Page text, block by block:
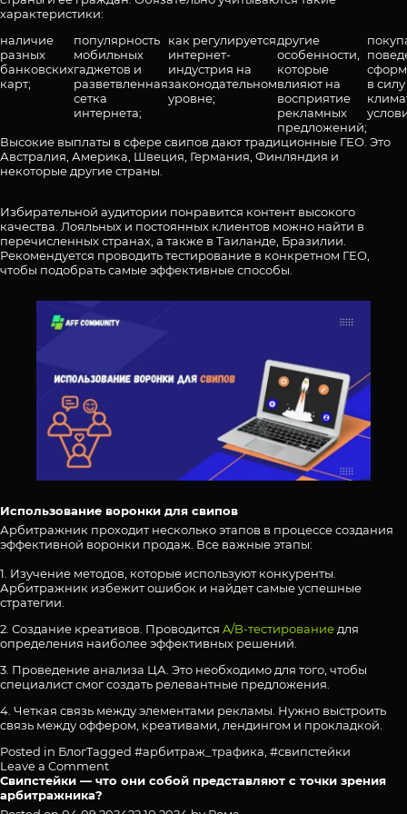
характеристики:
наличие
разных
банковских
карт;
популярность
мобильных
гаджетов и
разветвленная
сетка
интернета;
как регулируется
интернет-
индустрия на
законодательном
уровне;
другие
особенности,
которые
влияют на
восприятие
рекламных
предложений;
в силу
Высокие выплаты в сфере свипов дают традиционные ГЕО. Это
Австралия, Америка, Швеция, Германия, Финляндия и
некоторые другие страны.
Избирательной аудитории понравится контент высокого
качества. Лояльных и постоянных клиентов можно найти в
перечисленных странах, а также в Таиланде, Бразилии.
Рекомендуется проводить тестирование в конкретном ГЕО,
чтобы подобрать самые эффективные способы.
Использование воронки для свипов
Арбитражник проходит несколько этапов в процессе создания
эффективной воронки продаж. Все важные этапы:
1. Изучение методов, которые используют конкуренты.
Арбитражник избежит ошибок и найдет самые успешные
стратегии.
2. Создание креативов. Проводится A/B-тестированиедля
определения наиболее эффективных решений.
3. Проведение анализа ЦА. Это необходимо для того, чтобы
специалист смог создать релевантные предложения.
4. Четкая связь между элементами рекламы. Нужно выстроить
связь между оффером, креативами, лендингом и прокладкой.
Posted in БлогTagged #арбитраж_трафика, #свипстейки
Leave a Commenton
С
каких
Свипстейки — что они собой представляют с точки зрения
арбитражника?